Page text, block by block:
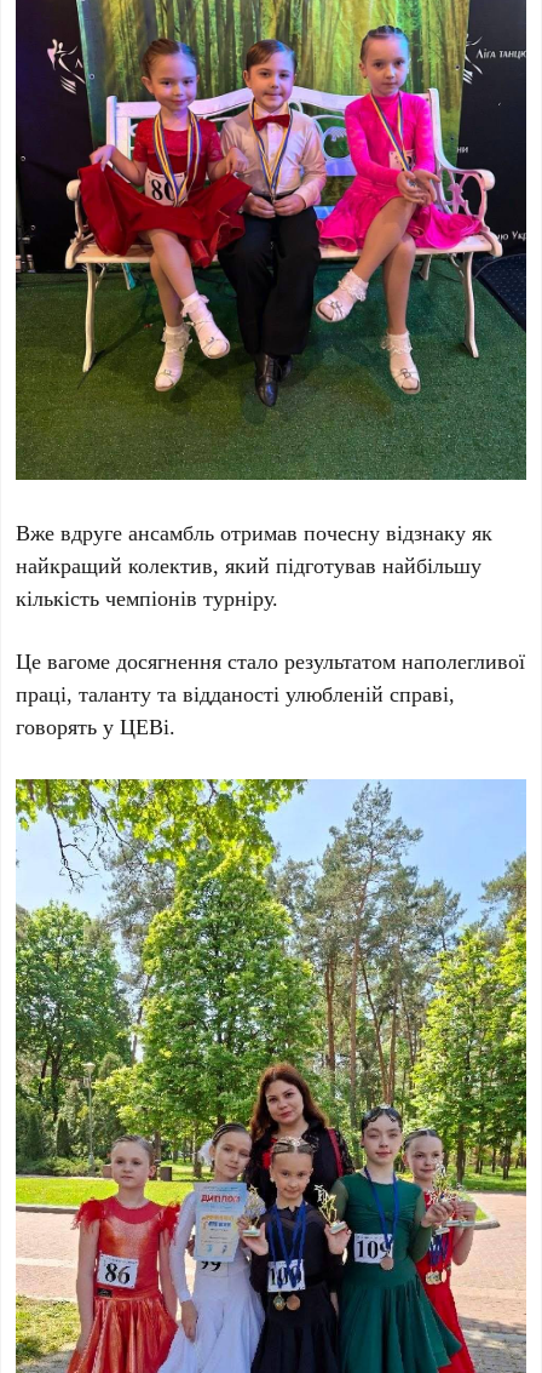
Вже вдруге ансамбль отримав почесну відзнаку як
найкращий колектив, який підготував найбільшу
кількість чемпіонів турніру.
Це вагоме досягнення стало результатом наполегливої
праці, таланту та відданості улюбленій справі,
говорять у ЦЕВі.